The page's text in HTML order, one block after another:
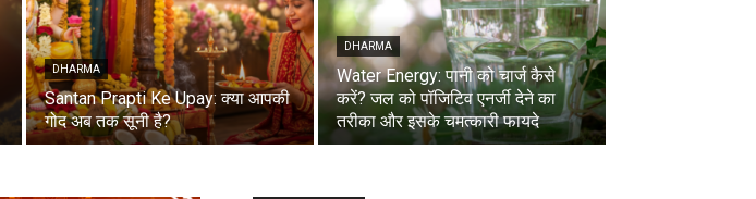
DHARMA
Santan Prapti Ke Upay: क्या आपकी
गोद अब तक सूनी है?
DHARMA
Water Energy: पानी को चार्ज कैसे
करें? जल को पॉजिटिव एनर्जी देने का
तरीका और इसके चमत्कारी फायदे